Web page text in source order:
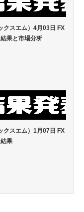
クスエム）4月03日 FX
結果と市場分析
クスエム）1月07日 FX
果